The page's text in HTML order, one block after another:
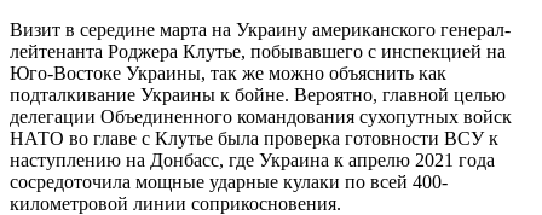
Визит в середине марта на Украину американского генерал-
лейтенанта Роджера Клутье, побывавшего с инспекцией на
Юго-Востоке Украины, так же можно объяснить как
подталкивание Украины к бойне. Вероятно, главной целью
делегации Объединенного командования сухопутных войск
НАТО во главе с Клутье была проверка готовности ВСУ к
наступлению на Донбасс, где Украина к апрелю 2021 года
сосредоточила мощные ударные кулаки по всей 400-
километровой линии соприкосновения.